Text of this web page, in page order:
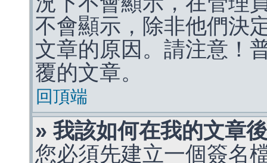
不會顯示，除非他們決
文章的原因。請注意！
覆的文章。
回頂端
» 我該如何在我的文章
您必須先建立一個簽名